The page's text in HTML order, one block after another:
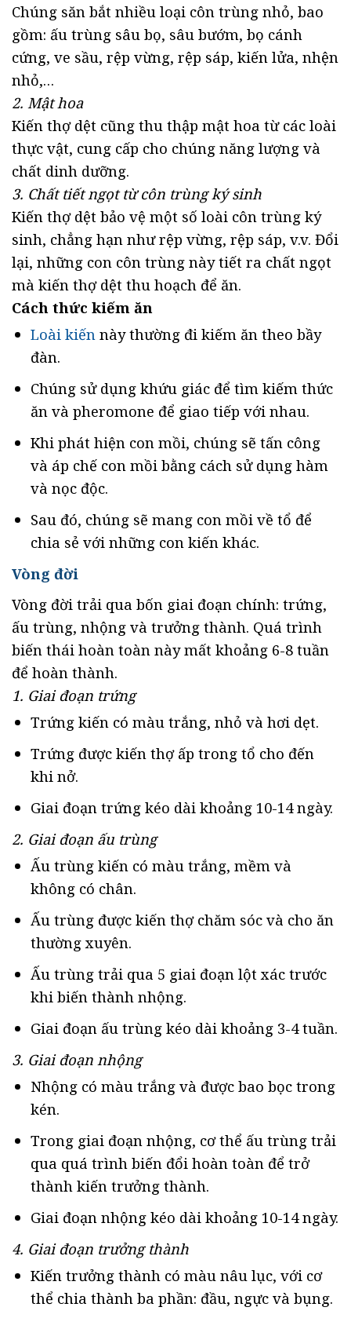
Chúng săn bắt nhiều loại côn trùng nhỏ, bao
gồm: ấu trùng sâu bọ, sâu bướm, bọ cánh
cứng, ve sầu, rệp vừng, rệp sáp, kiến lửa, nhện
nhỏ,…
2. Mật hoa
Kiến thợ dệt cũng thu thập mật hoa từ các loài
thực vật, cung cấp cho chúng năng lượng và
chất dinh dưỡng.
3. Chất tiết ngọt từ côn trùng ký sinh
Kiến thợ dệt bảo vệ một số loài côn trùng ký
sinh, chẳng hạn như rệp vừng, rệp sáp, v.v. Đổi
lại, những con côn trùng này tiết ra chất ngọt
mà kiến thợ dệt thu hoạch để ăn.
Cách thức kiếm ăn
Loài kiếnnày thường đi kiếm ăn theo bầy
đàn.
Chúng sử dụng khứu giác để tìm kiếm thức
ăn và pheromone để giao tiếp với nhau.
Khi phát hiện con mồi, chúng sẽ tấn công
và áp chế con mồi bằng cách sử dụng hàm
và nọc độc.
Sau đó, chúng sẽ mang con mồi về tổ để
chia sẻ với những con kiến ​​khác.
Vòng đời
Vòng đời trải qua bốn giai đoạn chính: trứng,
ấu trùng, nhộng và trưởng thành. Quá trình
biến thái hoàn toàn này mất khoảng 6-8 tuần
để hoàn thành.
1. Giai đoạn trứng
Trứng kiến có màu trắng, nhỏ và hơi dẹt.
Trứng được kiến thợ ấp trong tổ cho đến
khi nở.
Giai đoạn trứng kéo dài khoảng 10-14 ngày.
2. Giai đoạn ấu trùng
Ấu trùng kiến có màu trắng, mềm và
không có chân.
Ấu trùng được kiến thợ chăm sóc và cho ăn
thường xuyên.
Ấu trùng trải qua 5 giai đoạn lột xác trước
khi biến thành nhộng.
Giai đoạn ấu trùng kéo dài khoảng 3-4 tuần.
3. Giai đoạn nhộng
Nhộng có màu trắng và được bao bọc trong
kén.
Trong giai đoạn nhộng, cơ thể ấu trùng trải
qua quá trình biến đổi hoàn toàn để trở
thành kiến trưởng thành.
Giai đoạn nhộng kéo dài khoảng 10-14 ngày.
4. Giai đoạn trưởng thành
Kiến trưởng thành có màu nâu lục, với cơ
thể chia thành ba phần: đầu, ngực và bụng.